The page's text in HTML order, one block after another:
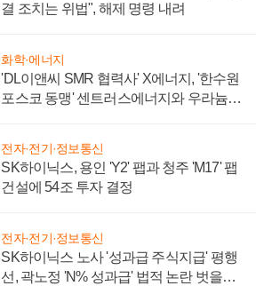
결 조치는 위법", 해제 명령 내려
화학·에너지
'DL이앤씨 SMR 협력사' X에너지, '한수원
포스코 동맹' 센트러스에너지와 우라늄
전자·전기·정보통신
SK하이닉스, 용인 'Y2' 팹과 청주 'M17' 팹
건설에 54조 투자 결정
전자·전기·정보통신
SK하이닉스 노사 '성과급 주식지급' 평행
선, 곽노정 'N% 성과급' 법적 논란 벗을지